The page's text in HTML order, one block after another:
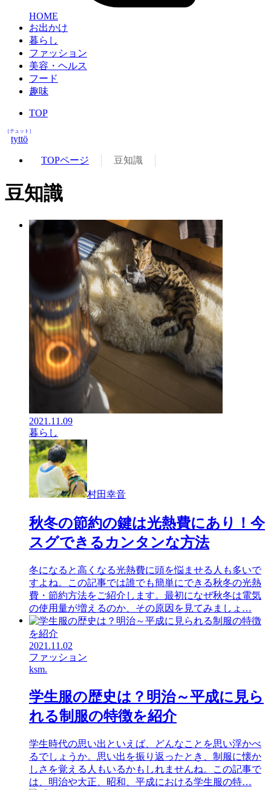
HOME
お出かけ
暮らし
ファッション
美容・ヘルス
フード
趣味
TOP
tyttö
［テュット］
TOPページ 豆知識
豆知識
2021.11.09
暮らし
村田幸音
秋冬の節約の鍵は光熱費にあり！今
スグできるカンタンな方法
冬になると高くなる光熱費に頭を悩ませる人も多いで
すよね。この記事では誰でも簡単にできる秋冬の光熱
費・節約方法をご紹介します。最初になぜ秋冬は電気
の使用量が増えるのか、その原因を見てみましょ…
2021.11.02
ファッション
ksm.
学生服の歴史は？明治～平成に見ら
れる制服の特徴を紹介
学生時代の思い出といえば、どんなことを思い浮かべ
るでしょうか。思い出を振り返ったとき、制服に懐か
しさを覚える人もいるかもしれませんね。この記事で
は、明治や大正、昭和、平成における学生服の特…